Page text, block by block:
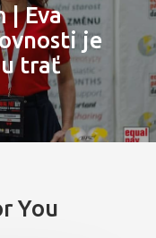
| Eva
je
trať
You